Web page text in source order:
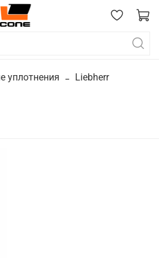
уплотнения Liebherr